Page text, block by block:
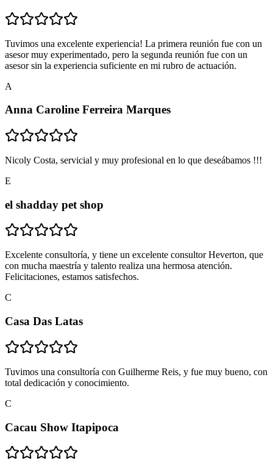
Tuvimos una excelente experiencia! La primera reunión fue con un
asesor muy experimentado, pero la segunda reunión fue con un
asesor sin la experiencia suficiente en mi rubro de actuación.
A
Anna Caroline Ferreira Marques
Nicoly Costa, servicial y muy profesional en lo que deseábamos !!!
E
el shadday pet shop
Excelente consultoría, y tiene un excelente consultor Heverton, que
con mucha maestría y talento realiza una hermosa atención.
Felicitaciones, estamos satisfechos.
C
Casa Das Latas
Tuvimos una consultoría con Guilherme Reis, y fue muy bueno, con
total dedicación y conocimiento.
C
Cacau Show Itapipoca